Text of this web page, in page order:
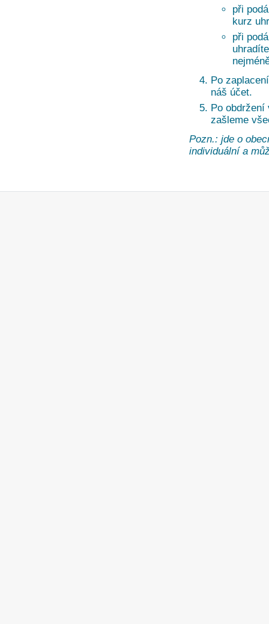
při
kurz
při
Po
náš účet.
Po obdržení
zašleme
Pozn.: jde o
individuální a